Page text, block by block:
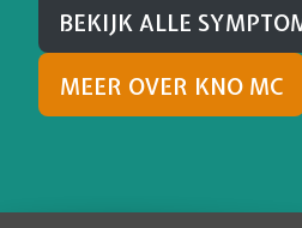
BEKIJK ALLE
MEER OVER KNO MC